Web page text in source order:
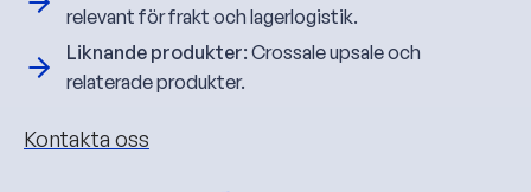
relevant för frakt och lagerlogistik.
Liknande produkter: Crossale upsale och
relaterade produkter.
Kontakta oss